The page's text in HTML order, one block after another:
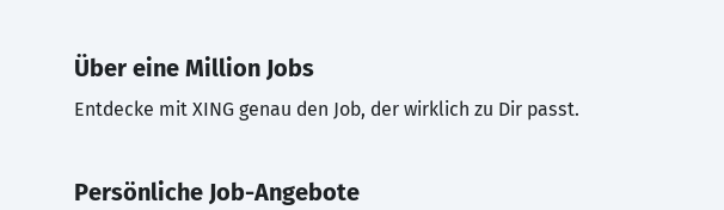
Über eine Million Jobs
Entdecke mit XING genau den Job, der wirklich zu Dir passt.
Persönliche Job-Angebote